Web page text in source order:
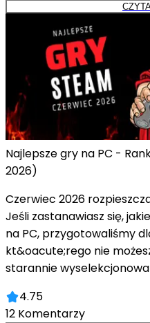
Najlepsze gry na PC -
2026)
Czerwiec 2026
Jeśli zastanawiasz się,
na PC, przygotowaliśmy
kt&oacute;rego nie
starannie wyselekcjonowa
4.75
12 Komentarzy